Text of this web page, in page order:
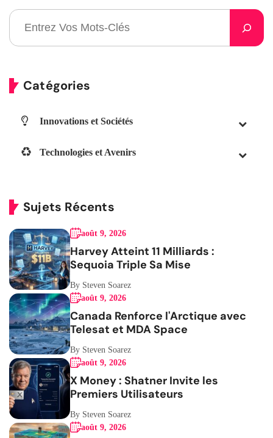
Catégories
Innovations et Sociétés
Technologies et Avenirs
Sujets Récents
août 9, 2026
Harvey Atteint 11 Milliards :
Sequoia Triple Sa Mise
By Steven Soarez
août 9, 2026
Canada Renforce l'Arctique avec
Telesat et MDA Space
By Steven Soarez
août 9, 2026
X Money : Shatner Invite les
Premiers Utilisateurs
By Steven Soarez
août 9, 2026